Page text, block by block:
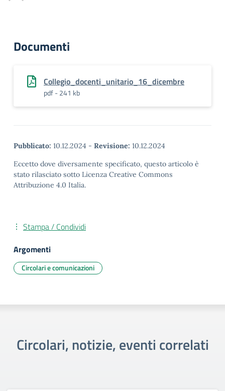
Documenti
Collegio_docenti_unitario_16_dicembre
pdf - 241 kb
Pubblicato: 10.12.2024 - Revisione: 10.12.2024
Eccetto dove diversamente specificato, questo articolo è
stato rilasciato sotto Licenza Creative Commons
Attribuzione 4.0 Italia.
Stampa / Condividi
Argomenti
Circolari e comunicazioni
Circolari, notizie, eventi correlati